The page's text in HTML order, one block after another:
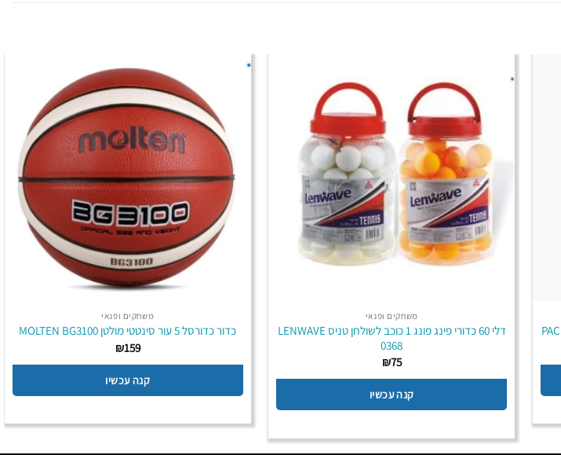
משחקים ופנאי
דלי 60 כדורי פינג פונג 1 כוכב לשולחן טניס LENWAVE
0368
₪75
קנה עכשיו
משחקים ופנאי
כדור כדורסל 5 עור סינטטי מולטן MOLTEN BG3100
₪159
קנה עכשיו